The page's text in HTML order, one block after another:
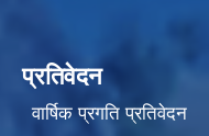
प्रतिवेदन
वार्षिक प्रगति प्रतिवेदन